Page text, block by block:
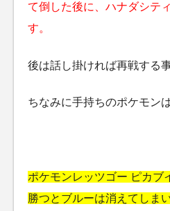
て倒した後に、ハナダシテ
す。
後は話し掛ければ再戦する
ちなみに手持ちのポケモン
ポケモンレッツゴー ピカブ
勝つとブルーは消えてしまい